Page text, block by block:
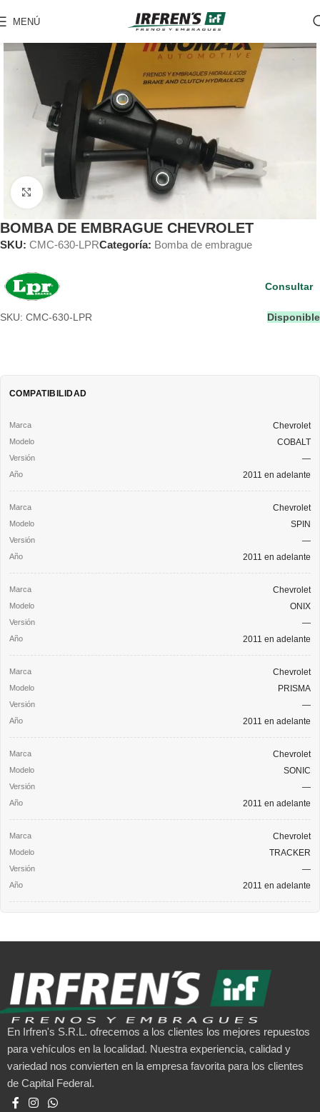
MENÚ
Clic para ampliar
BOMBA DE EMBRAGUE CHEVROLET
SKU: CMC-630-LPRCategoría: Bomba de embrague
SKU: CMC-630-LPR Disponible
Consultar
COMPATIBILIDAD
Chevrolet
COBALT
—
2011 en adelante
Chevrolet
SPIN
—
2011 en adelante
Chevrolet
ONIX
—
2011 en adelante
Chevrolet
PRISMA
—
2011 en adelante
Chevrolet
SONIC
—
2011 en adelante
Chevrolet
TRACKER
—
2011 en adelante
En Irfren's S.R.L. ofrecemos a los clientes los mejores repuestos
para vehículos en la localidad. Nuestra experiencia, calidad y
variedad nos convierten en la empresa favorita para los clientes
de Capital Federal.